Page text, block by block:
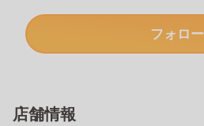
フォロー
店舗情報